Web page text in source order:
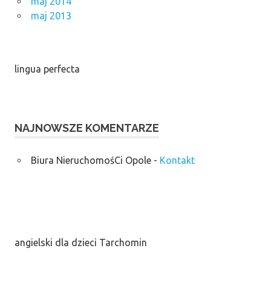
maj 2013
lingua perfecta
NAJNOWSZE KOMENTARZE
Biura NieruchomośCi Opole- Kontakt
angielski dla dzieci Tarchomin